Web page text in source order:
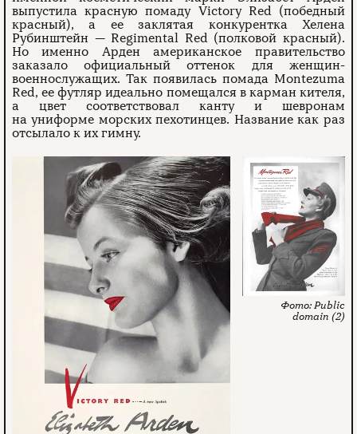
выпустила красную помаду Victory Red (победный
красный), а ее заклятая конкурентка Хелена
Рубинштейн — Regimental Red (полковой красный).
Но именно Арден американское правительство
заказало официальный оттенок для женщин-
военнослужащих. Так появилась помада Montezuma
Red, ее футляр идеально помещался в карман кителя,
а цвет соответствовал канту и шевронам
на униформе морских пехотинцев. Название как раз
отсылало к их гимну.
Public
domain (2)